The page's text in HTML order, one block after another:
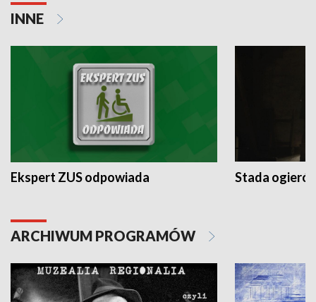
INNE
Ekspert ZUS odpowiada Stada
ARCHIWUM PROGRAMÓW